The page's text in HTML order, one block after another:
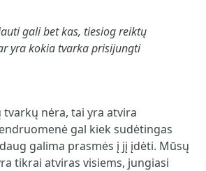
gali bet kas, tiesiog reiktų
yra kokia tvarka prisijungti
tvarkų nėra, tai yra atvira
gal kiek sudėtingas
galima prasmės į jį įdėti. Mūsų
tikrai atviras visiems, jungiasi